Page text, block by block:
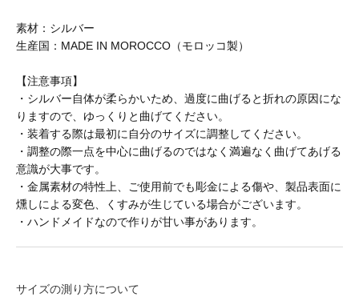
素材：シルバー
生産国：MADE IN MOROCCO（モロッコ製）
【注意事項】
・シルバー自体が柔らかいため、過度に曲げると折れの原因にな
りますので、ゆっくりと曲げてください。
・装着する際は最初に自分のサイズに調整してください。
・調整の際一点を中心に曲げるのではなく満遍なく曲げてあげる
意識が大事です。
・金属素材の特性上、ご使用前でも彫金による傷や、製品表面に
燻しによる変色、くすみが生じている場合がございます。
・ハンドメイドなので作りが甘い事があります。
サイズの測り方について
BURLAP OUTFITTER
BUZZ RICKSON'S
caocao watch